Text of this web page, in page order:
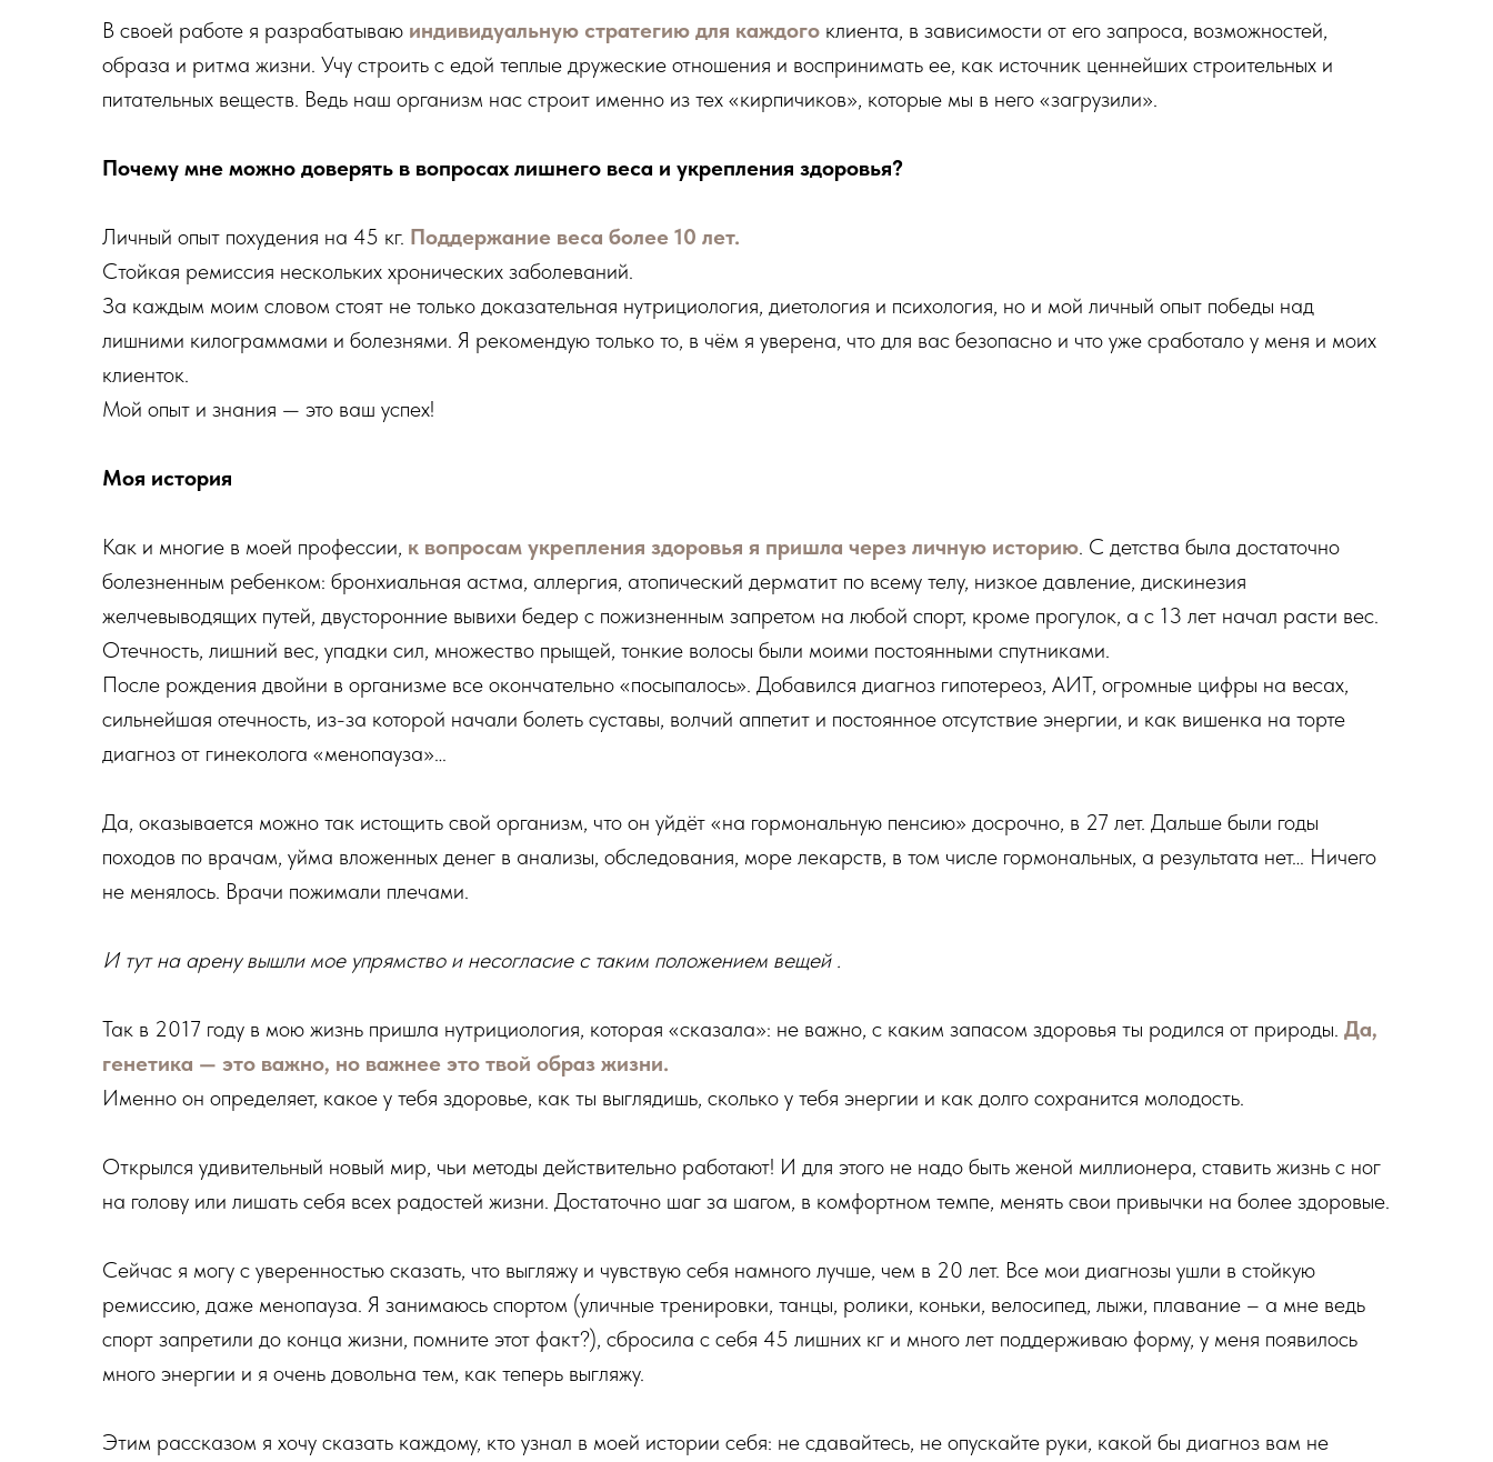
В своей работе я разрабатываю индивидуальную стратегию для каждого клиента, в зависимости от его запроса, возможностей,
образа и ритма жизни. Учу строить с едой теплые дружеские отношения и воспринимать ее, как источник ценнейших строительных и
питательных веществ. Ведь наш организм нас строит именно из тех «кирпичиков», которые мы в него «загрузили».
Почему мне можно доверять в вопросах лишнего веса и укрепления здоровья?
Личный опыт похудения на 45 кг. Поддержание веса более 10 лет.
Стойкая ремиссия нескольких хронических заболеваний.
За каждым моим словом стоят не только доказательная нутрициология, диетология и психология, но и мой личный опыт победы над
лишними килограммами и болезнями. Я рекомендую только то, в чём я уверена, что для вас безопасно и что уже сработало у меня и моих
клиенток.
Мой опыт и знания — это ваш успех!
Моя история
Как и многие в моей профессии, к вопросам укрепления здоровья я пришла через личную историю. С детства была достаточно
болезненным ребенком: бронхиальная астма, аллергия, атопический дерматит по всему телу, низкое давление, дискинезия
желчевыводящих путей, двусторонние вывихи бедер с пожизненным запретом на любой спорт, кроме прогулок, а с 13 лет начал расти вес.
Отечность, лишний вес, упадки сил, множество прыщей, тонкие волосы были моими постоянными спутниками.
После рождения двойни в организме все окончательно «посыпалось». Добавился диагноз гипотереоз, АИТ, огромные цифры на весах,
сильнейшая отечность, из-за которой начали болеть суставы, волчий аппетит и постоянное отсутствие энергии, и как вишенка на торте
диагноз от гинеколога «менопауза»…
Да, оказывается можно так истощить свой организм, что он уйдёт «на гормональную пенсию» досрочно, в 27 лет. Дальше были годы
походов по врачам, уйма вложенных денег в анализы, обследования, море лекарств, в том числе гормональных, а результата нет… Ничего
не менялось. Врачи пожимали плечами.
И тут на арену вышли мое упрямство и несогласие с таким положением вещей .
Так в 2017 году в мою жизнь пришла нутрициология, которая «сказала»: не важно, с каким запасом здоровья ты родился от природы. Да,
генетика — это важно, но важнее это твой образ жизни.
Именно он определяет, какое у тебя здоровье, как ты выглядишь, сколько у тебя энергии и как долго сохранится молодость.
Открылся удивительный новый мир, чьи методы действительно работают! И для этого не надо быть женой миллионера, ставить жизнь с ног
на голову или лишать себя всех радостей жизни. Достаточно шаг за шагом, в комфортном темпе, менять свои привычки на более здоровые.
Сейчас я могу с уверенностью сказать, что выгляжу и чувствую себя намного лучше, чем в 20 лет. Все мои диагнозы ушли в стойкую
ремиссию, даже менопауза. Я занимаюсь спортом (уличные тренировки, танцы, ролики, коньки, велосипед, лыжи, плавание – а мне ведь
спорт запретили до конца жизни, помните этот факт?), сбросила с себя 45 лишних кг и много лет поддерживаю форму, у меня появилось
много энергии и я очень довольна тем, как теперь выгляжу.
Этим рассказом я хочу сказать каждому, кто узнал в моей истории себя: не сдавайтесь, не опускайте руки, какой бы диагноз вам не